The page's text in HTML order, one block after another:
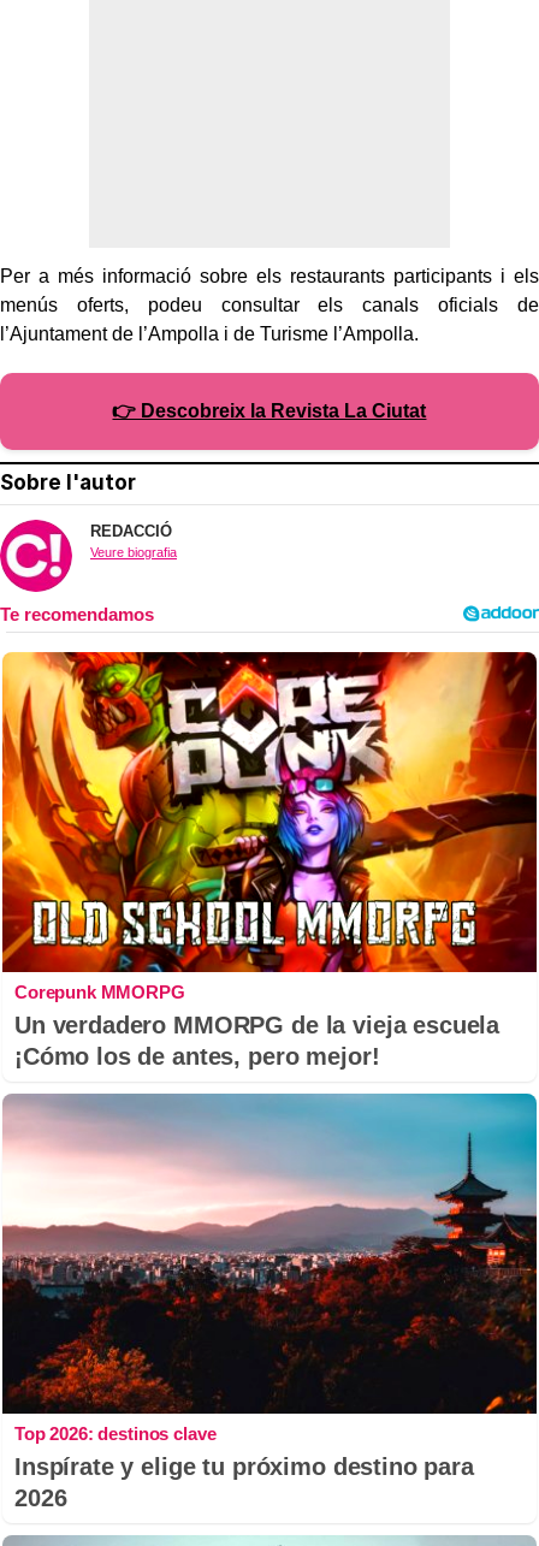
Per a més informació sobre els restaurants participants i els
menús oferts, podeu consultar els canals oficials de
l’Ajuntament de l’Ampolla i de Turisme l’Ampolla.
👉 Descobreix la Revista La Ciutat
Sobre l'autor
REDACCIÓ
Veure biografia
Corepunk MMORPG
Un verdadero MMORPG de la vieja escuela
¡Cómo los de antes, pero mejor!
Top 2026: destinos clave
Inspírate y elige tu próximo destino para
2026